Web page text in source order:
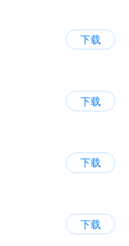
下载
下载
下载
下载